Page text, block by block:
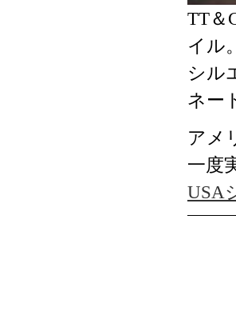
TT＆
イル。
シル
ネー
アメ
一度
USA